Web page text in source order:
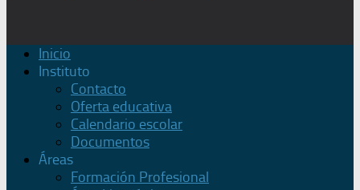
Inicio
Instituto
Contacto
Oferta educativa
Calendario escolar
Documentos
Áreas
Formación Profesional